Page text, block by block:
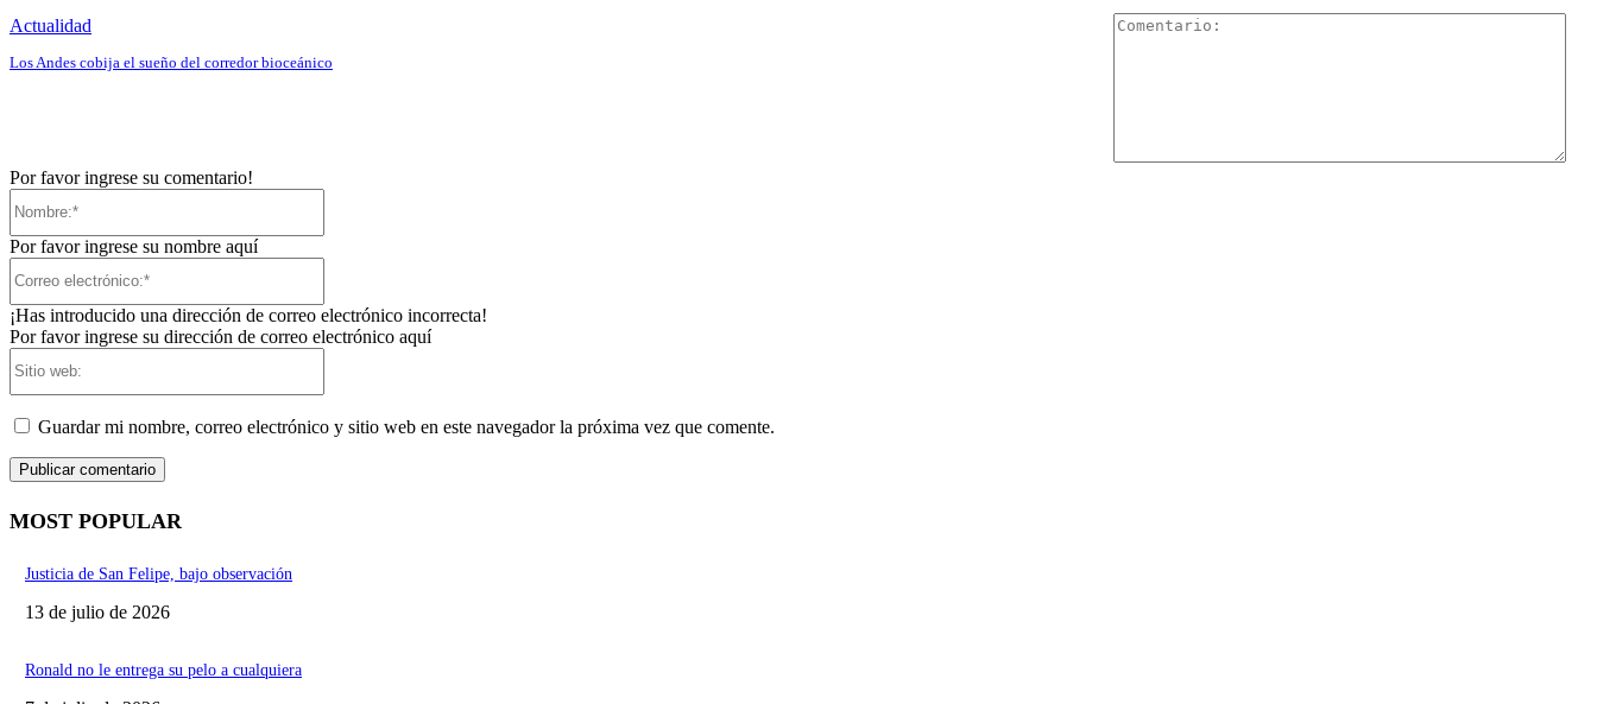
Actualidad
Los Andes cobija el sueño del corredor bioceánico
Por favor ingrese su comentario!
Por favor ingrese su nombre aquí
¡Has introducido una dirección de correo electrónico incorrecta!
Por favor ingrese su dirección de correo electrónico aquí
Guardar mi nombre, correo electrónico y sitio web en este navegador la próxima vez que comente.
MOST POPULAR
Justicia de San Felipe, bajo observación
13 de julio de 2026
Ronald no le entrega su pelo a cualquiera